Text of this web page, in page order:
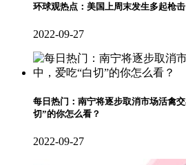
环球观热点：美国上周末发生多起枪
2022-09-27
每日热门：南宁将逐步取消市场活禽
切”的你怎么看？
2022-09-27